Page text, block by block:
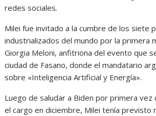
redes sociales.
Milei fue invitado a la cumbre de los siete
industrializados del mundo por la primera
Giorgia Meloni, anfitriona del evento que
ciudad de Fasano, donde el mandatario
sobre «Inteligencia Artificial y Energía».
Luego de saludar a Biden por primera vez
el cargo en diciembre, Milei tenía previsto